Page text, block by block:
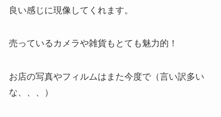
良い感じに現像してくれます。
売っているカメラや雑貨もとても魅力的！
お店の写真やフィルムはまた今度で（言い訳多い
な、、、）